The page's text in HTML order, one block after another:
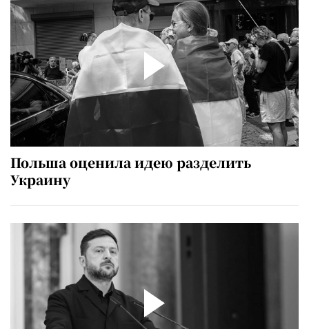
Польша оценила идею разделить
Украину